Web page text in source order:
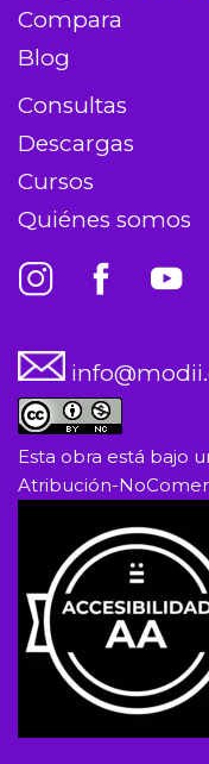
Compara
Blog
Consultas
Descargas
Cursos
Quiénes somos
Esta obra está bajo
Atribución-